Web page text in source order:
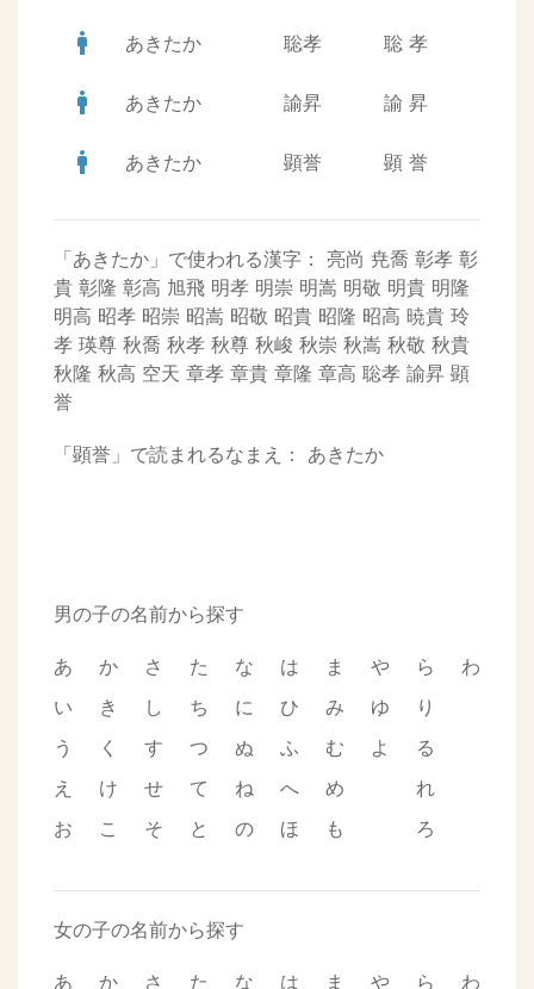
man あきたか 聡孝 聡 孝
man あきたか 諭昇 諭 昇
man あきたか 顕誉 顕 誉
「あきたか」で使われる漢字： 亮尚 尭喬 彰孝 彰
貴 彰隆 彰高 旭飛 明孝 明崇 明嵩 明敬 明貴 明隆
明高 昭孝 昭崇 昭嵩 昭敬 昭貴 昭隆 昭高 暁貴 玲
孝 瑛尊 秋喬 秋孝 秋尊 秋峻 秋崇 秋嵩 秋敬 秋貴
秋隆 秋高 空天 章孝 章貴 章隆 章高 聡孝 諭昇 顕
誉
「顕誉」で読まれるなまえ： あきたか
男の子の名前から探す
あ
い
う
え
お
か
き
く
け
こ
さ
し
す
せ
そ
た
ち
つ
て
と
な
に
ぬ
ね
の
は
ひ
ふ
へ
ほ
ま
み
む
め
も
や
ゆ
よ
ら
り
る
れ
ろ
わ
女の子の名前から探す
あ か さ た な は ま や ら わ